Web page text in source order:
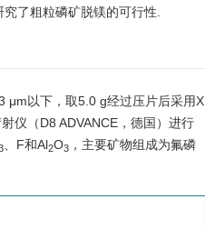
了粗粒磷矿脱镁的可行性.
μm以下，取5.0 g经过压片后采用X
仪（D8 ADVANCE，德国）进行
、F和Al2O3 ，主要矿物组成为氟磷